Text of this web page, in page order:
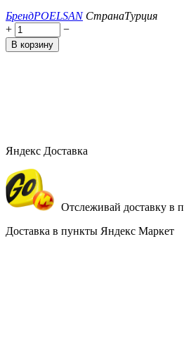
БрендPOELSAN СтранаТурция
+
−
В корзину
Яндекс Доставка
Отслеживай доставку в
Доставка в пункты Яндекс Маркет